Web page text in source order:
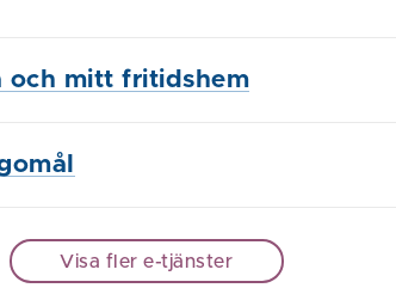
och mitt fritidshem
Visa fler e-tjänster